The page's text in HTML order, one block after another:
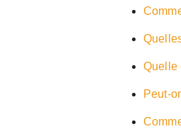
Quelle
Peut-